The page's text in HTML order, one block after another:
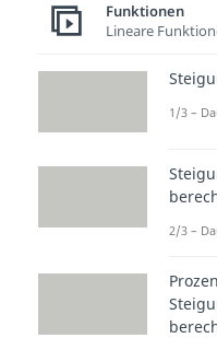
Funktionen
Lineare
1/3 –
2/3 –